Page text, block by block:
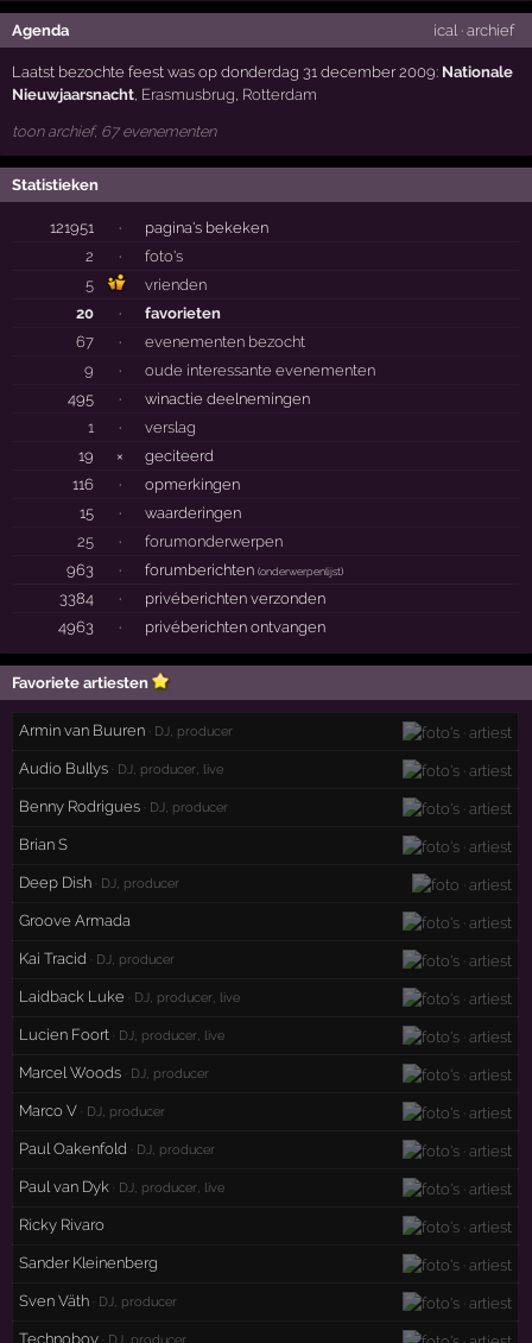
Agenda ical· archief
Laatst bezochte feest was op donderdag 31 december 2009: Nationale
Nieuwjaarsnacht Erasmusbrug Rotterdam
toon archief, 67 evenementen
Statistieken
121951 ·
pagina's bekeken
2
·
foto's
5
vrienden
20
·
favorieten
67
·
evenementen bezocht
9
·
oude interessante evenementen
495
·
winactie deelnemingen
1
·
verslag
19
×
geciteerd
116
·
opmerkingen
15
·
waarderingen
25
·
forumonderwerpen
963
· forumberichten(onderwerpenlijst)
3384 ·
privéberichten verzonden
4963
· privéberichten ontvangen
Favoriete artiesten
Armin van Buuren · DJ, producer
Audio Bullys · DJ, producer, live
Benny Rodrigues · DJ, producer
Brian S
Deep Dish · DJ, producer
Groove Armada
Kai Tracid · DJ, producer
Laidback Luke · DJ, producer, live
Lucien Foort · DJ, producer, live
Marcel Woods · DJ, producer
Marco V · DJ, producer
Paul Oakenfold · DJ, producer
Paul van Dyk · DJ, producer, live
Ricky Rivaro
Sander Kleinenberg
Sven Väth · DJ, producer
Technoboy · DJ, producer